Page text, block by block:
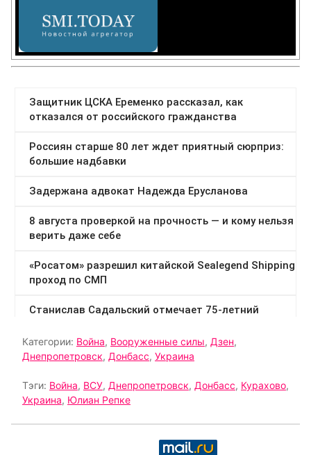
Категории: Война, Вооруженные силы, Дзен,
Днепропетровск, Донбасс, Украина
Тэги: Война, ВСУ, Днепропетровск, Донбасс, Курахово,
Украина, Юлиан Репке